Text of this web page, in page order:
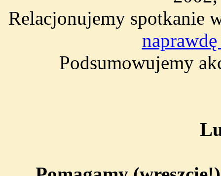
Relacjonujemy spotkanie
Podsumowujemy